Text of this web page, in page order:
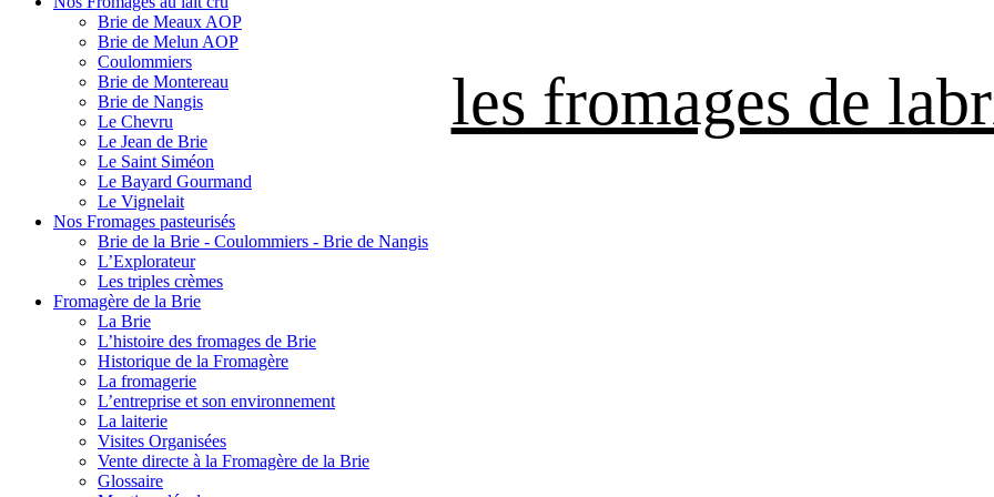
les fromages de
Brie de Meaux AOP
Brie de Melun AOP
Coulommiers
Brie de Montereau
Brie de Nangis
Le Chevru
Le Jean de Brie
Le Saint Siméon
Le Bayard Gourmand
Le Vignelait
Nos Fromages pasteurisés
Brie de la Brie - Coulommiers - Brie de Nangis
L’Explorateur
Les triples crèmes
Fromagère de la Brie
La Brie
L’histoire des fromages de Brie
Historique de la Fromagère
La fromagerie
L’entreprise et son environnement
La laiterie
Visites Organisées
Vente directe à la Fromagère de la Brie
Glossaire